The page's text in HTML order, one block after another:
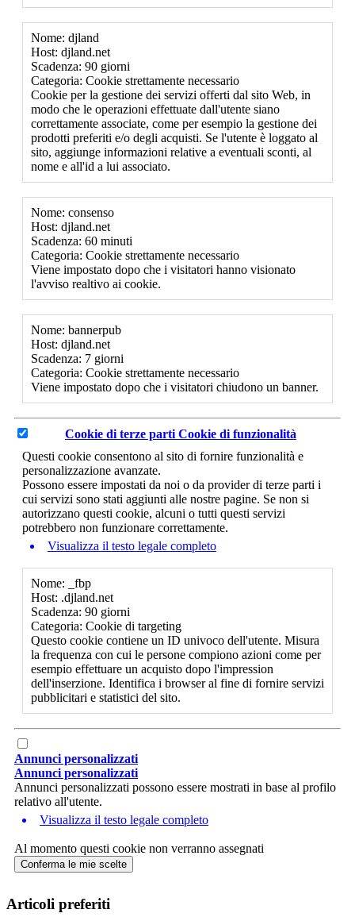
Nome: djland
Host: djland.net
Scadenza: 90 giorni
Categoria: Cookie strettamente necessario
Cookie per la gestione dei servizi offerti dal sito Web, in
modo che le operazioni effettuate dall'utente siano
correttamente associate, come per esempio la gestione dei
prodotti preferiti e/o degli acquisti. Se l'utente è loggato al
sito, aggiunge informazioni relative a eventuali sconti, al
nome e all'id a lui associato.
Nome: consenso
Host: djland.net
Scadenza: 60 minuti
Categoria: Cookie strettamente necessario
Viene impostato dopo che i visitatori hanno visionato
l'avviso realtivo ai cookie.
Nome: bannerpub
Host: djland.net
Scadenza: 7 giorni
Categoria: Cookie strettamente necessario
Viene impostato dopo che i visitatori chiudono un banner.
Cookie di terze parti Cookie di funzionalità
Questi cookie consentono al sito di fornire funzionalità e
personalizzazione avanzate.
Possono essere impostati da noi o da provider di terze parti i
cui servizi sono stati aggiunti alle nostre pagine. Se non si
autorizzano questi cookie, alcuni o tutti questi servizi
potrebbero non funzionare correttamente.
Visualizza il testo legale completo
Nome: _fbp
Host: .djland.net
Scadenza: 90 giorni
Categoria: Cookie di targeting
Questo cookie contiene un ID univoco dell'utente. Misura
la frequenza con cui le persone compiono azioni come per
esempio effettuare un acquisto dopo l'impression
dell'inserzione. Identifica i browser al fine di fornire servizi
pubblicitari e statistici del sito.
Annunci personalizzati
Annunci personalizzati
Annunci personalizzati possono essere mostrati in base al profilo
relativo all'utente.
Visualizza il testo legale completo
Al momento questi cookie non verranno assegnati
Conferma le mie scelte
Articoli preferiti